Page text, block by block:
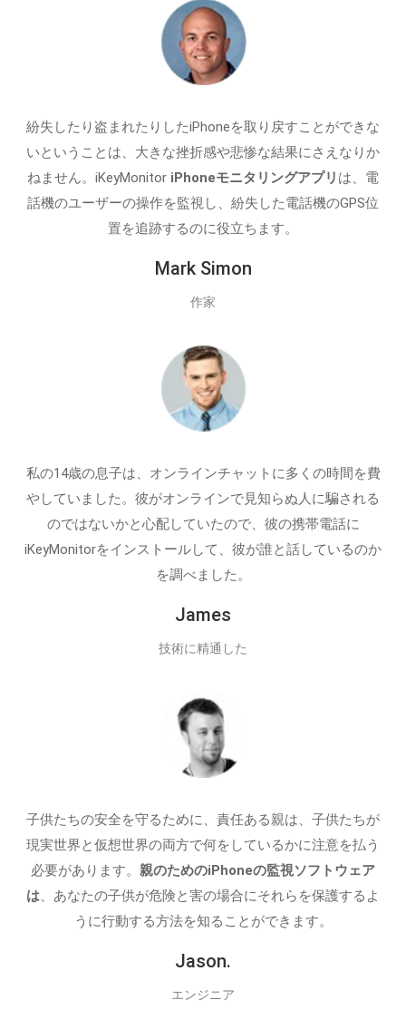
紛失したり盗まれたりしたiPhoneを取り戻すことができな
いということは、大きな挫折感や悲惨な結果にさえなりか
ねません。iKeyMonitor iPhoneモニタリングアプリ は、電
話機のユーザーの操作を監視し、紛失した電話機のGPS位
置を追跡するのに役立ちます。
Mark Simon
作家
私の14歳の息子は、オンラインチャットに多くの時間を費
やしていました。彼がオンラインで見知らぬ人に騙される
のではないかと心配していたので、彼の携帯電話に
iKeyMonitorをインストールして、彼が誰と話しているのか
を調べました。
James
技術に精通した
子供たちの安全を守るために、責任ある親は、子供たちが
現実世界と仮想世界の両方で何をしているかに注意を払う
必要があります。 親のためのiPhoneの監視ソフトウェア
は、あなたの子供が危険と害の場合にそれらを保護するよ
うに行動する方法を知ることができます。
Jason.
エンジニア